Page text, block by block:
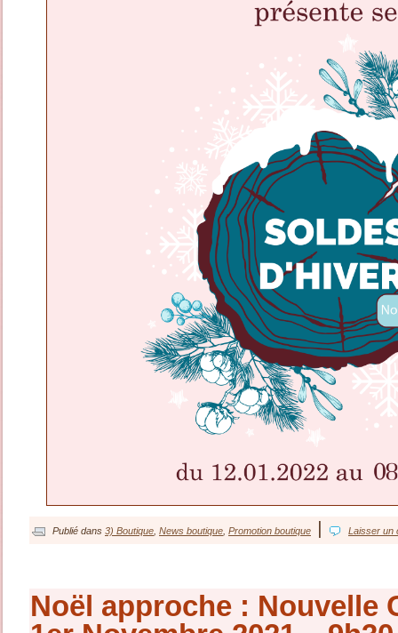
Publié dans 3) Boutique News boutique Promotion boutique Laisser un
Noël approche : Nouvelle